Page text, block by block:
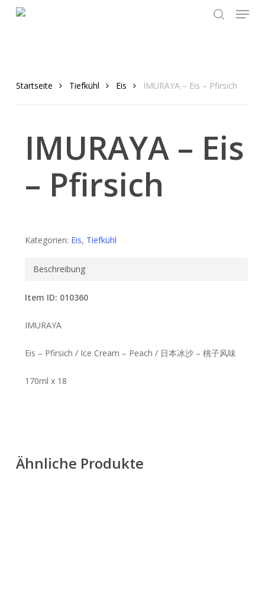
Menu
Startseite Tiefkühl Eis IMURAYA – Eis – Pfirsich
IMURAYA – Eis
– Pfirsich
Kategorien: Eis, Tiefkühl
Beschreibung
Item ID: 010360
IMURAYA
Eis – Pfirsich / Ice Cream – Peach / 日本冰沙 – 桃子风味
170ml x 18
Ähnliche Produkte